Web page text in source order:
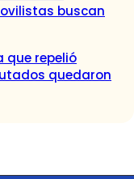
buscan
que repelió
quedaron